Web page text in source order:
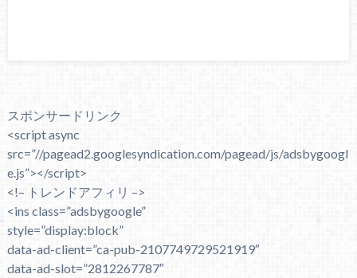
スポンサードリンク
<script async
src=”//pagead2.googlesyndication.com/pagead/js/adsbygoogl
e.js”></script>
<!– トレンドアフィリ –>
<ins class=”adsbygoogle”
style=”display:block”
data-ad-client=”ca-pub-2107749729521919″
data-ad-slot=”2812267787″